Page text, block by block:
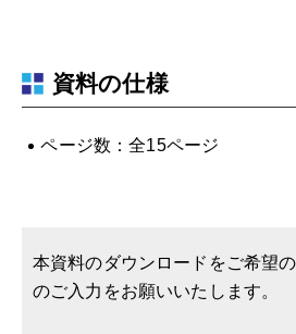
資料の仕様
ページ数：全15ページ
本資料のダウンロードをご希望
のご入力をお願いいたします。